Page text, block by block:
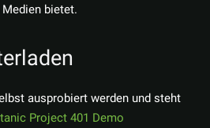
bietet.
ausprobiert werden und steht
Project 401 Demo